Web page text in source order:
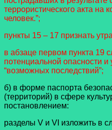
террористического акта на
человек.”;
пункты 15 – 17 признать
в абзаце первом пункта 19
потенциальной опасности и
“возможных последствий”;
б) в форме паспорта
(территорий) в сфере
постановлением:
разделы V и VI изложить в